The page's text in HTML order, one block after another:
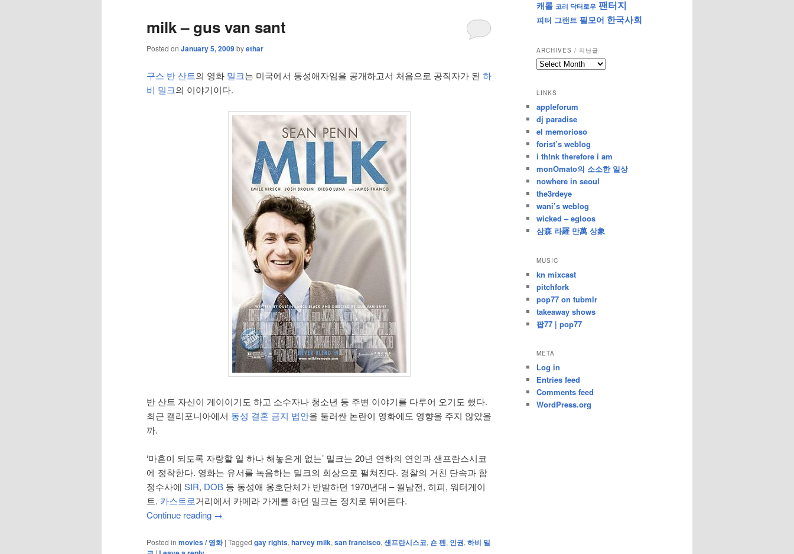
milk – gus van sant
Posted on January 5, 2009byethar
구스 반 산트의 영화 밀크는 미국에서 동성애자임을 공개하고서 처음으로 공직자가 된 하
비 밀크의 이야기이다.
반 산트 자신이 게이이기도 하고 소수자나 청소년 등 주변 이야기를 다루어 오기도 했다.
최근 캘리포니아에서 동성 결혼 금지 법안을 둘러싼 논란이 영화에도 영향을 주지 않았을
까.
‘마흔이 되도록 자랑할 일 하나 해놓은게 없는’ 밀크는 20년 연하의 연인과 샌프란스시코
에 정착한다. 영화는 유서를 녹음하는 밀크의 회상으로 펼쳐진다. 경찰의 거친 단속과 함
정수사에 SIR, DOB 등 동성애 옹호단체가 반발하던 1970년대 – 월남전, 히피, 워터게이
트. 카스트로거리에서 카메라 가게를 하던 밀크는 정치로 뛰어든다.
Continue reading →
Posted in movies / 영화 | Tagged gay rights, harvey milk, san francisco, 샌프란시스코, 숀 펜, 인권, 하비 밀
캐롤 코리 닥터로우 팬터지
피터 그랜트 필모어 한국사회
ARCHIVES / 지난글
archives
난
글
LINKS
appleforum
dj paradise
el memorioso
forist’s weblog
i th!nk therefore i am
monOmato의 소소한 일상
nowhere in seoul
the3rdeye
wani’s weblog
wicked – egloos
삼森 라羅 만萬 상象
MUSIC
kn mixcast
pitchfork
pop77 on tubmlr
takeaway shows
팝77 | pop77
META
Log in
Entries feed
Comments feed
WordPress.org